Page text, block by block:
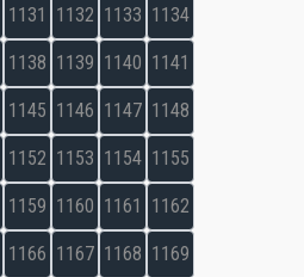
1131 1132 1133 1134
1138 1139 1140 1141
1145 1146 1147 1148
1152 1153 1154 1155
1159 1160 1161 1162
1166 1167 1168 1169